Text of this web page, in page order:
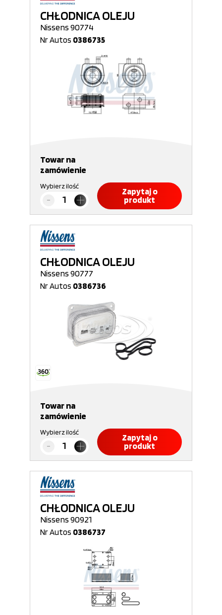
CHŁODNICA OLEJU
Nissens 90774
Nr Autos 0386735
Towar na
zamówienie
Wybierz ilość
Zapytaj o
produkt
CHŁODNICA OLEJU
Nissens 90777
Nr Autos 0386736
Towar na
zamówienie
Wybierz ilość
Zapytaj o
produkt
CHŁODNICA OLEJU
Nissens 90921
Nr Autos 0386737